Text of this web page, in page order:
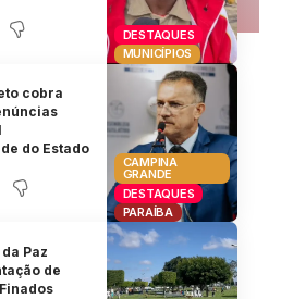
DESTAQUES
MUNICÍPIOS
CAMPINA
GRANDE
DESTAQUES
PARAÍBA
cobra
do Estado
Paz
de